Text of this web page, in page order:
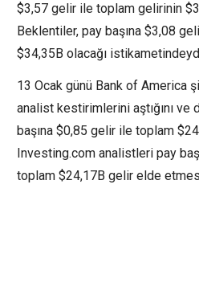
$3,57 gelir ile toplam gelirinin
Beklentiler, pay başına $3,08
$34,35B olacağı
13 Ocak günü Bank of America
analist kestirimlerini aştığını ve
başına $0,85 gelir ile toplam
Investing.com analistleri pay
toplam $24,17B gelir elde